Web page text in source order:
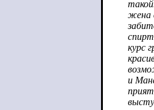
жена
курс
и